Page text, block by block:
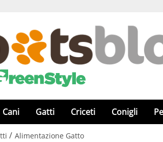
Cani Gatti Criceti Conigli
/ Alimentazione Gatto